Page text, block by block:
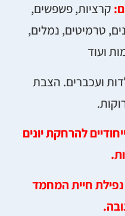
קרציות, פשפשים,
טרמיטים, נמלים,
ועוד
ועכברים. הצבת
להרחקת יונים
חיית המחמד